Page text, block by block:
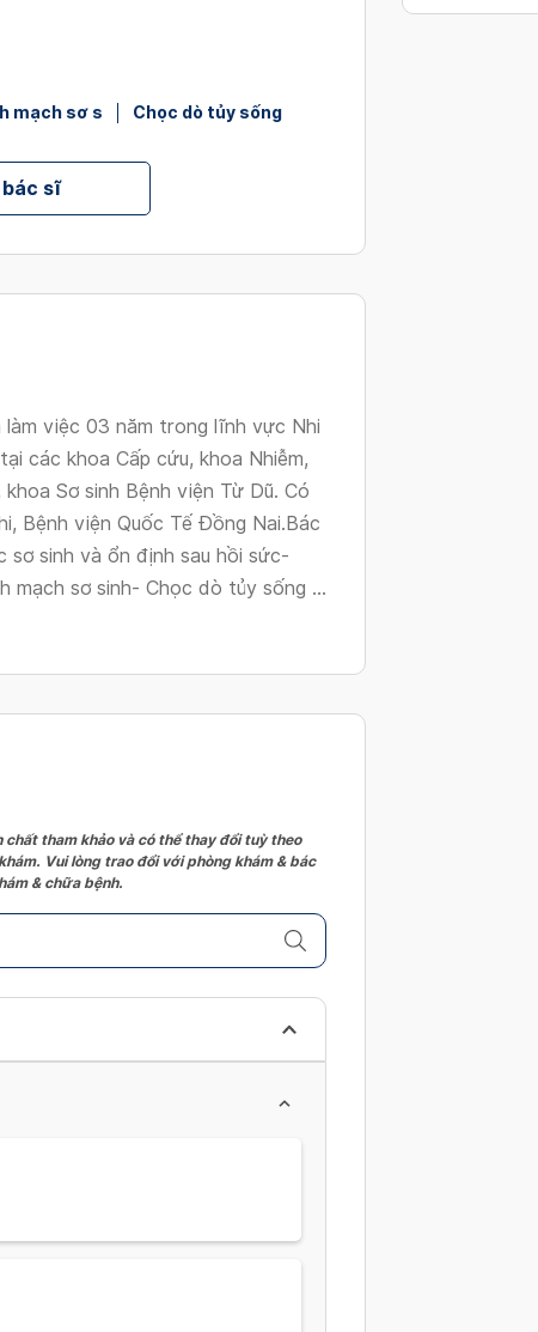
mạch sơ s
Chọc dò tủy sống
bác sĩ
làm việc 03 năm trong lĩnh vực Nhi
các khoa Cấp cứu, khoa Nhiễm,
Sơ sinh Bệnh viện Từ Dũ. Có
Bệnh viện Quốc Tế Đồng Nai.Bác
sơ sinh và ổn định sau hồi sức-
sơ sinh- Chọc dò tủy sống ...
tham khảo và có thể thay đổi tuỳ theo
Vui lòng trao đổi với phòng khám & bác
& chữa bệnh.